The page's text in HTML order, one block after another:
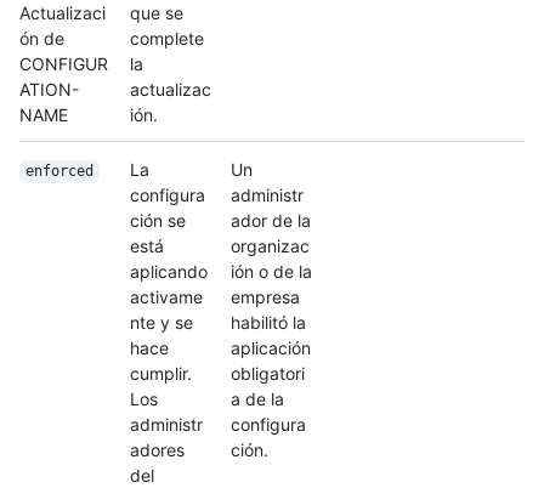
Actualizaci
ón de
CONFIGUR
ATION-
NAME
que se
complete
la
actualizac
ión.
enforced
La
configura
ción se
está
aplicando
activame
nte y se
hace
cumplir.
Los
administr
adores
del
Un
administr
ador de la
organizac
ión o de la
empresa
habilitó la
aplicación
obligatori
a de la
configura
ción.